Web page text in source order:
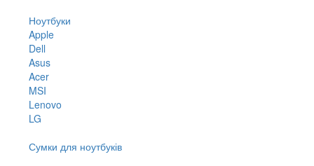
Ноутбуки
Apple
Dell
Asus
Acer
MSI
Lenovo
LG
Сумки для ноутбуків